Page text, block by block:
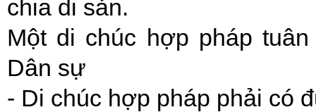
chia di sản.
Một di chúc hợp pháp
Dân sự
- Di chúc hợp pháp phải có